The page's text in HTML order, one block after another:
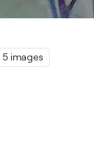
5 images